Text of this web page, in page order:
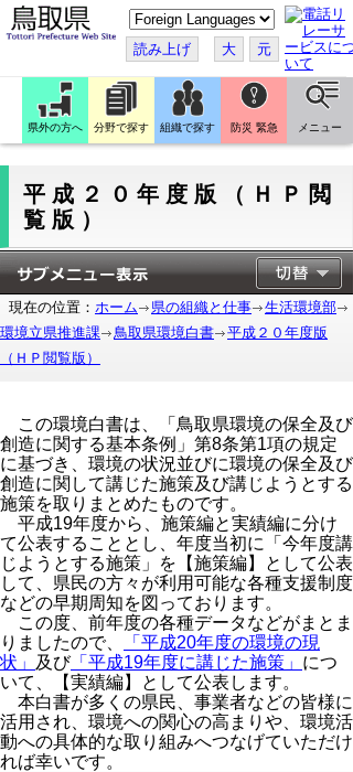
こ
の
ペ
ー
ジ
翻
訳
す
読み上げ 大 元
県外の方へ 分野で探す 組織で探す 防災 緊急 メニュー
平成２０年度版（ＨＰ閲
覧版）
現在の位置： ホーム 県の組織と仕事
生活環境部
環境立県推進課
鳥取県環境白書
平成２０年度版
（ＨＰ閲覧版）
この環境白書は、「鳥取県環境の保全及び
創造に関する基本条例」第8条第1項の規定
に基づき、環境の状況並びに環境の保全及び
創造に関して講じた施策及び講じようとする
施策を取りまとめたものです。
平成19年度から、施策編と実績編に分け
て公表することとし、年度当初に「今年度講
じようとする施策」を【施策編】として公表
して、県民の方々が利用可能な各種支援制度
などの早期周知を図っております。
この度、前年度の各種データなどがまとま
りましたので、
「平成20年度の環境の現
状」
及び「平成19年度に講じた施策」 につ
いて、【実績編】として公表します。
本白書が多くの県民、事業者などの皆様に
活用され、環境への関心の高まりや、環境活
動への具体的な取り組みへつなげていただけ
れば幸いです。